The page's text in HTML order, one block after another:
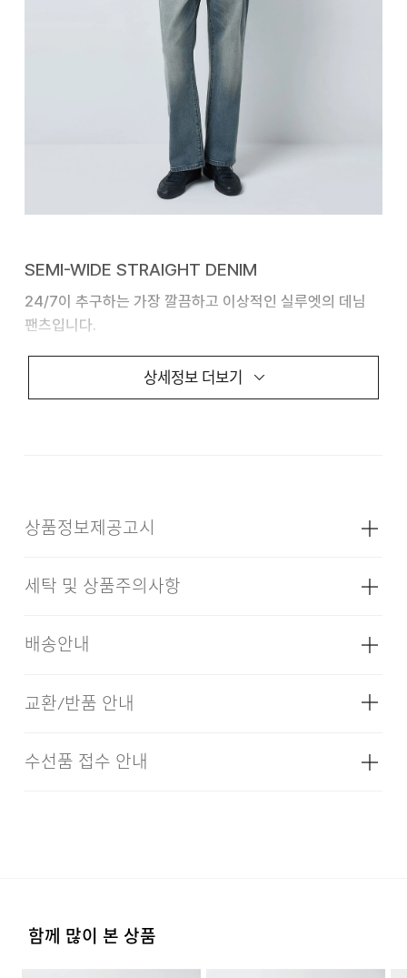
상세정보 더보기
SEMI-WIDE STRAIGHT DENIM
24/7이 추구하는 가장 깔끔하고 이상적인 실루엣의 데님
팬츠입니다.
ALL BRUSH WASHING 기법을 통해 은은한 컬러감과
부드러운 텍스처를 구현했습니다. 다양한 신발과 조화롭게
DESCRIPTION
11.5OZ DENIM
5PK DETAIL
24/7 COMMENT
유지하면서도 움직임의 제약을 최소화했습니다. 밑단은
신발의 높이에 관계없이 자연스럽게 안착되도록 설계되어
상품정보제공고시
소재
[NYD,BUX,BUL,IND] 겉감: 면 97%
[BKX] 겉감: 면 96% 폴리에스터 3%
폴리우레탄 1% (심지,보강재,상표,무늬,
색상
다크 네이비, 블루, 라이트 블루, 블랙,
(수입품의 경우
수입자를 함께 표기)
세탁 및 상품주의사항
드라이클리닝을 할 수 없다. (프린트,jersey T셔츠류,
배송안내
배송기간(물류센터)
본 상품은 오프라인 매장과 동시에 판매하는 상품이므로, 주
문 접수 및 상품 준비 도중 판매가 증가하여 발송지연 또는
아 배송하므로 평균 배송일보다 1~2일이 지연될 수 있습니
교환/반품 안내
·교환 및 반품은 상품수령 후 7일 이내에 요청 하셔야 하며,
·사이즈 교환만 가능하며 컬러 교환을 원하실 경우, 기존 상
수선품 접수 안내
·방문 가능한 매장이 없을 경우, 코오롱인더스트리㈜ FnC
부문 서비스센터로 택배 접수가 가능합니다. 수선 요청 제품
함께 많이 본 상품